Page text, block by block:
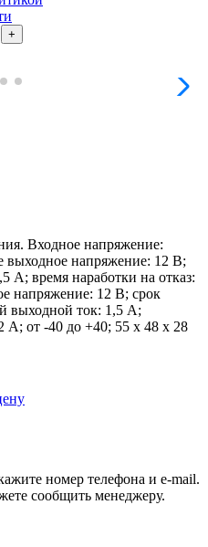
+
Входное напряжение:
напряжение: 12 В;
А; время наработки на отказ:
напряжение: 12 В; срок
выходной ток: 1,5 А;
А; от -40 до +40; 55 x 48 x 28
номер телефона и e-mail.
сообщить менеджеру.